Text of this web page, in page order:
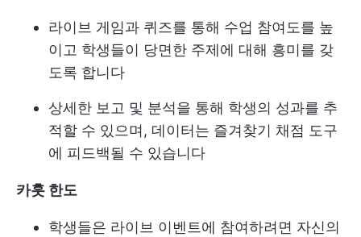
라이브 게임과 퀴즈를 통해 수업 참여도를 높
이고 학생들이 당면한 주제에 대해 흥미를 갖
도록 합니다
상세한 보고 및 분석을 통해 학생의 성과를 추
적할 수 있으며, 데이터는 즐겨찾기 채점 도구
에 피드백될 수 있습니다
카훗 한도
학생들은 라이브 이벤트에 참여하려면 자신의